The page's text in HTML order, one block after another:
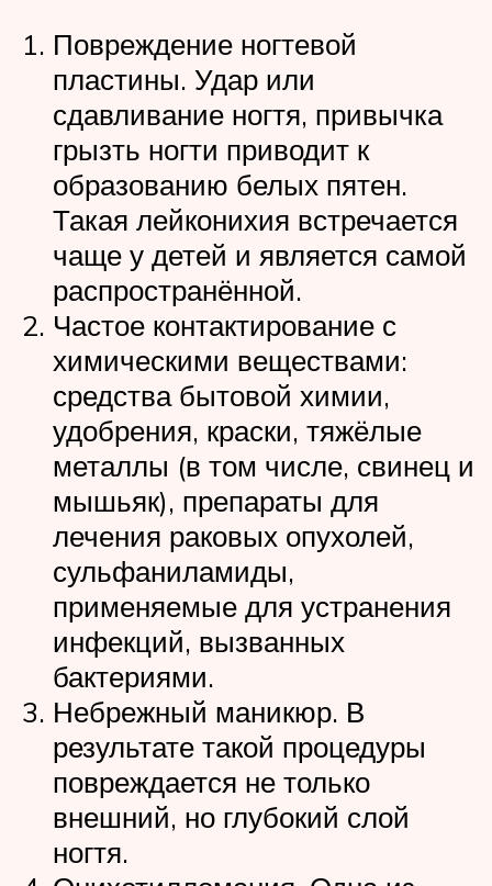
Повреждение ногтевой
пластины. Удар или
сдавливание ногтя, привычка
грызть ногти приводит к
образованию белых пятен.
Такая лейконихия встречается
чаще у детей и является самой
распространённой.
Частое контактирование с
химическими веществами:
средства бытовой химии,
удобрения, краски, тяжёлые
металлы (в том числе, свинец и
мышьяк), препараты для
лечения раковых опухолей,
сульфаниламиды,
применяемые для устранения
инфекций, вызванных
бактериями.
Небрежный маникюр. В
результате такой процедуры
повреждается не только
внешний, но глубокий слой
ногтя.